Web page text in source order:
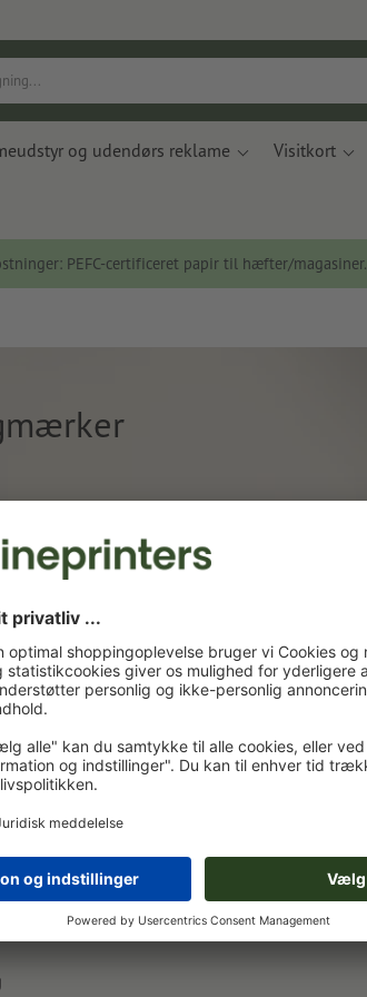
og udendørs reklame Visitkort
PEFC-certificeret papir til hæfter/magasiner.
5,2 x 14,8 cm
5,2 x 14,8 cm